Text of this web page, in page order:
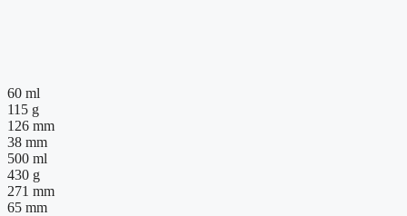
60 ml
115 g
126 mm
38 mm
500 ml
430 g
271 mm
65 mm